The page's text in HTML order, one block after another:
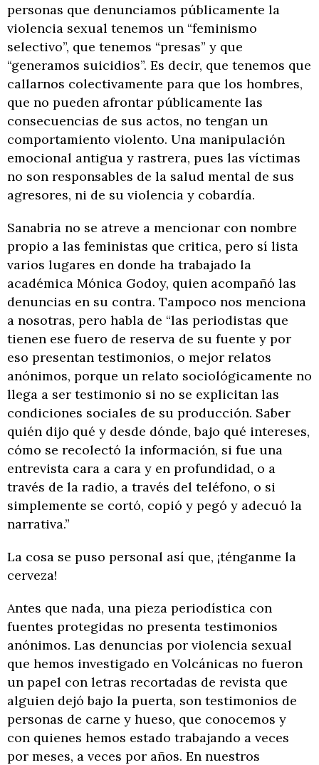
personas que denunciamos públicamente la
violencia sexual tenemos un “feminismo
selectivo”, que tenemos “presas” y que
“generamos suicidios”. Es decir, que tenemos que
callarnos colectivamente para que los hombres,
que no pueden afrontar públicamente las
consecuencias de sus actos, no tengan un
comportamiento violento. Una manipulación
emocional antigua y rastrera, pues las víctimas
no son responsables de la salud mental de sus
agresores, ni de su violencia y cobardía.
Sanabria no se atreve a mencionar con nombre
propio a las feministas que critica, pero sí lista
varios lugares en donde ha trabajado la
académica Mónica Godoy, quien acompañó las
denuncias en su contra. Tampoco nos menciona
a nosotras, pero habla de “las periodistas que
tienen ese fuero de reserva de su fuente y por
eso presentan testimonios, o mejor relatos
anónimos, porque un relato sociológicamente no
llega a ser testimonio si no se explicitan las
condiciones sociales de su producción. Saber
quién dijo qué y desde dónde, bajo qué intereses,
cómo se recolectó la información, si fue una
entrevista cara a cara y en profundidad, o a
través de la radio, a través del teléfono, o si
simplemente se cortó, copió y pegó y adecuó la
narrativa.”
La cosa se puso personal así que, ¡ténganme la
cerveza!
Antes que nada, una pieza periodística con
fuentes protegidas no presenta testimonios
anónimos. Las denuncias por violencia sexual
que hemos investigado en Volcánicas no fueron
un papel con letras recortadas de revista que
alguien dejó bajo la puerta, son testimonios de
personas de carne y hueso, que conocemos y
con quienes hemos estado trabajando a veces
por meses, a veces por años. En nuestros